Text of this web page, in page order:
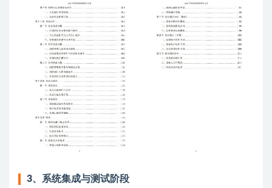
3、 系统集成与测试阶段